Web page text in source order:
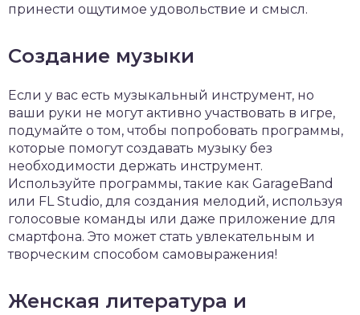
принести ощутимое удовольствие и смысл.
Создание музыки
Если у вас есть музыкальный инструмент, но
ваши руки не могут активно участвовать в игре,
подумайте о том, чтобы попробовать программы,
которые помогут создавать музыку без
необходимости держать инструмент.
Используйте программы, такие как GarageBand
или FL Studio, для создания мелодий, используя
голосовые команды или даже приложение для
смартфона. Это может стать увлекательным и
творческим способом самовыражения!
Женская литература и